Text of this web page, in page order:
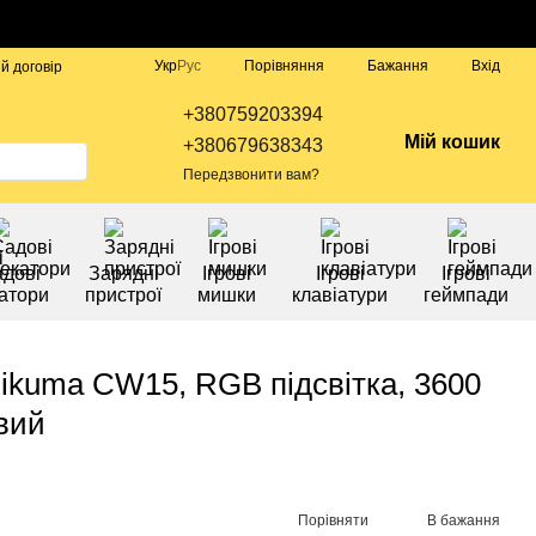
договір
УкрРус Порівняння Бажання Вхід
+380759203394
+380679638343
Передзвонити вам?
Мій кошик
Зарядні
пристрої
Ігрові
мишки
Ігрові
клавіатури
Ігрові
геймпади
CW15, RGB підсвітка, 3600
Порівняти В бажання